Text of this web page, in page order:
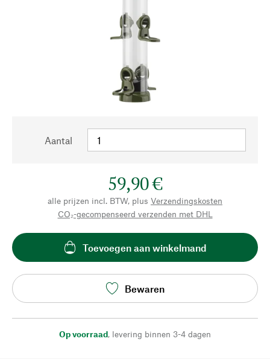
Aantal
59,90 €
alle prijzen incl. BTW, plus Verzendingskosten
CO₂-gecompenseerd verzenden met DHL
Toevoegen aan winkelmand
Bewaren
Op voorraad, levering binnen 3-4 dagen